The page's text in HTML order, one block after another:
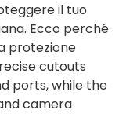
il tuo
Ecco perché
protezione
cutouts
ports, while the
camera